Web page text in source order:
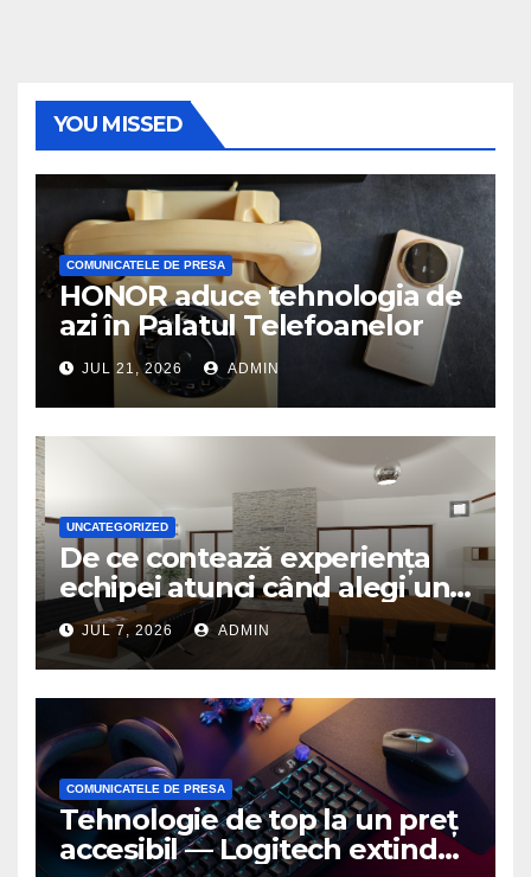
YOU MISSED
COMUNICATELE DE PRESA
HONOR aduce tehnologia de
azi în Palatul Telefoanelor
JUL 21, 2026 ADMIN
UNCATEGORIZED
De ce contează experiența
echipei atunci când alegi un
birou de arhitectură
JUL 7, 2026 ADMIN
COMUNICATELE DE PRESA
Tehnologie de top la un preț
accesibil — Logitech extinde